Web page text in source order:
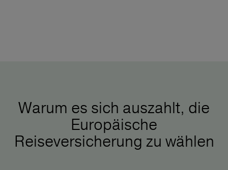
Warum es sich auszahlt, die
Europäische
Reiseversicherung zu wählen